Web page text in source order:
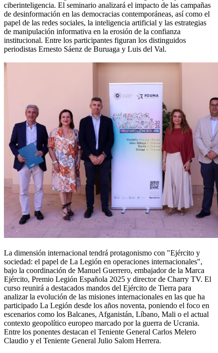
ciberinteligencia. El seminario analizará el impacto de las campañas
de desinformación en las democracias contemporáneas, así como el
papel de las redes sociales, la inteligencia artificial y las estrategias
de manipulación informativa en la erosión de la confianza
institucional. Entre los participantes figuran los distinguidos
periodistas Ernesto Sáenz de Buruaga y Luis del Val.
La dimensión internacional tendrá protagonismo con "Ejército y
sociedad: el papel de La Legión en operaciones internacionales",
bajo la coordinación de Manuel Guerrero, embajador de la Marca
Ejército, Premio Legión Española 2025 y director de Charry TV. El
curso reunirá a destacados mandos del Ejército de Tierra para
analizar la evolución de las misiones internacionales en las que ha
participado La Legión desde los años noventa, poniendo el foco en
escenarios como los Balcanes, Afganistán, Líbano, Mali o el actual
contexto geopolítico europeo marcado por la guerra de Ucrania.
Entre los ponentes destacan el Teniente General Carlos Melero
Claudio y el Teniente General Julio Salom Herrera.